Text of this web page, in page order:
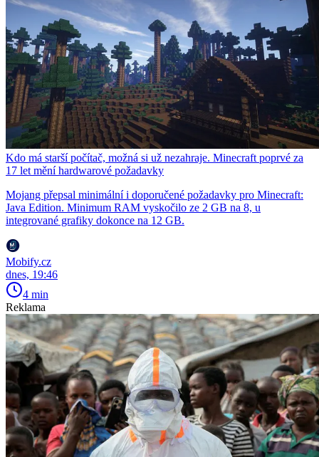
Kdo má starší počítač, možná si už nezahraje. Minecraft poprvé za
17 let mění hardwarové požadavky
Mojang přepsal minimální i doporučené požadavky pro Minecraft:
Java Edition. Minimum RAM vyskočilo ze 2 GB na 8, u
integrované grafiky dokonce na 12 GB.
Mobify.cz
dnes, 19:46
4 min
Reklama